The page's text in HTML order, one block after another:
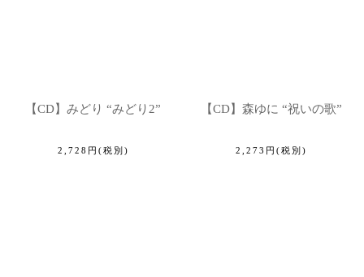
【CD】みどり “みどり2”
2,728 円 (税別)
【CD】森ゆに “祝いの歌”
2,273 円 (税別)